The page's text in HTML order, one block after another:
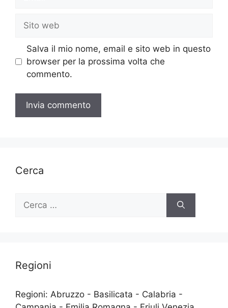
web
Salva il mio nome, email e sito web in questo
browser per la prossima volta che
commento.
Cerca
Ricerca
Regioni
Regioni: Abruzzo - Basilicata - Calabria -